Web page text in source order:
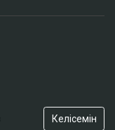
Келісемін